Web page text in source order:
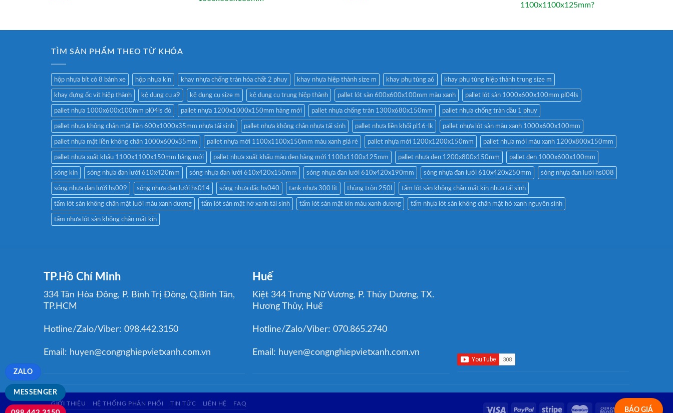
1100x1100x125mm?
TÌM SẢN PHẨM THEO TỪ KHÓA
hộp nhựa bít có 8 bánh xe hộp nhựa kín khay nhựa chống tràn hóa chất 2 phuy khay nhựa hiệp thành size m khay phụ tùng a6 khay phụ tùng hiệp thành trung size m
khay đựng ốc vít hiệp thành kệ dụng cụ a9 kệ dụng cụ size m kệ dụng cụ trung hiệp thành pallet lót sàn 600x600x100mm màu xanh pallet lót sàn 1000x600x100mm pl04ls
pallet nhựa 1000x600x100mm pl04ls đỏ pallet nhựa 1200x1000x150mm hàng mới pallet nhựa chống tràn 1300x680x150mm pallet nhựa chống tràn dầu 1 phuy
pallet nhựa không chân mặt liền 600x1000x35mm nhựa tái sinh pallet nhựa không chân nhựa tái sinh pallet nhựa liền khối pl16-lk pallet nhựa lót sàn màu xanh 1000x600x100mm
pallet nhựa mặt liền không chân 1000x600x35mm pallet nhựa mới 1100x1100x150mm màu xanh giá rẻ pallet nhựa mới 1200x1200x150mm pallet nhựa mới màu xanh 1200x800x150mm
pallet nhựa xuất khẩu 1100x1100x150mm hàng mới pallet nhựa xuất khẩu màu đen hàng mới 1100x1100x125mm pallet nhựa đen 1200x800x150mm pallet đen 1000x600x100mm
sóng kín sóng nhựa đan lưới 610x420mm sóng nhựa đan lưới 610x420x150mm sóng nhựa đan lưới 610x420x190mm sóng nhựa đan lưới 610x420x250mm sóng nhựa đan lưới hs008
sóng nhựa đan lưới hs009 sóng nhựa đan lưới hs014 sóng nhựa đặc hs040 tank nhựa 300 lít thùng tròn 250l tấm lót sàn không chân mặt kín nhựa tái sinh
tấm lót sàn không chân mặt lưới màu xanh dương tấm lót sàn mặt hở xanh tái sinh tấm lót sàn mặt kín màu xanh dương tấm nhựa lót sàn không chân mặt hở xanh nguyên sinh
tấm nhựa lót sàn không chân mặt kín
TP.Hồ Chí Minh
334 Tân Hòa Đông, P. Bình Trị Đông, Q.Bình Tân,
TP.HCM
Hotline/Zalo/Viber: 098.442.3150
Email: huyen@congnghiepvietxanh.com.vn
Huế
Kiệt 344 Trưng Nữ Vương, P. Thủy Dương, TX.
Hương Thủy, Huế
Hotline/Zalo/Viber: 070.865.2740
Email: huyen@congnghiepvietxanh.com.vn
BÁO GIÁ
GIỚI THIỆU HỆ THỐNG PHÂN PHỐI TIN TỨC LIÊN HỆ FAQ
MESSENGER
ZALO